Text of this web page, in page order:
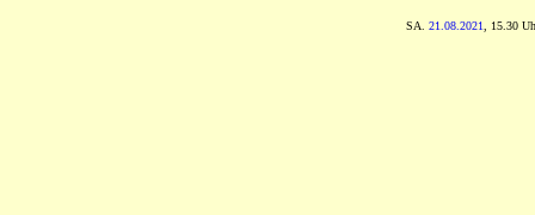
SA. 21.08.2021 , 15.30